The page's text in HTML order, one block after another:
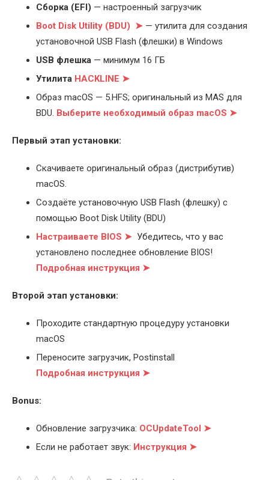
Cборка (EFI) — настроенный загрузчик
Boot Disk Utility (BDU) ➤ — утилита для создания
установочной USB Flash (флешки) в Windows
USB флешка — минимум 16 ГБ
Утилита HACKLINE ➤
Образ macOS — 5.HFS; оригинальный из MAS для
BDU. Выберите необходимый образ macOS ➤
Первый этап установки:
Скачиваете оригинальный образ (дистрибутив)
macOS.
Создаёте установочную USB Flash (флешку) с
помощью Boot Disk Utility (BDU)
Настраиваете BIOS ➤ Убедитесь, что у вас
установлено последнее обновление BIOS!
Подробная инструкция ➤
Второй этап установки:
Проходите стандартную процедуру установки
macOS
Переносите загрузчик, Postinstall
Подробная инструкция ➤
Bonus:
Обновление загрузчика: OCUpdateTool ➤
Если не работает звук: Инструкция ➤